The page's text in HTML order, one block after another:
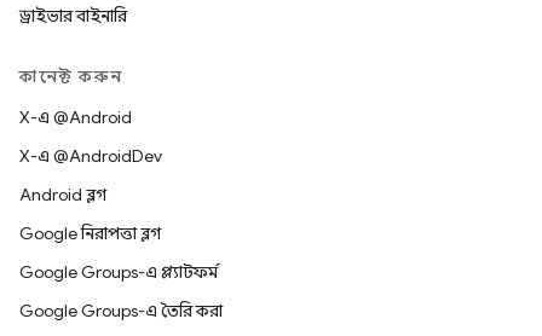
ড্রাইভার বাইনারি
কানেক্ট করুন
X-এ @Android
X-এ @AndroidDev
Android ব্লগ
Google নিরাপত্তা ব্লগ
Google Groups-এ প্ল্যাটফর্ম
Google Groups-এ তৈরি করা